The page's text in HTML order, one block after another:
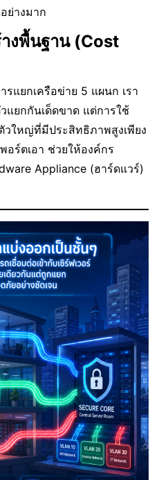
ย่างมาก
งพื้นฐาน (Cost
รแยกเครือข่าย 5 แผนก เรา
แยกกันเด็ดขาด แต่การใช้
วใหญ่ที่มีประสิทธิภาพสูงเพียง
อร์ตเอา ช่วยให้องค์กร
Appliance (ฮาร์ดแวร์)